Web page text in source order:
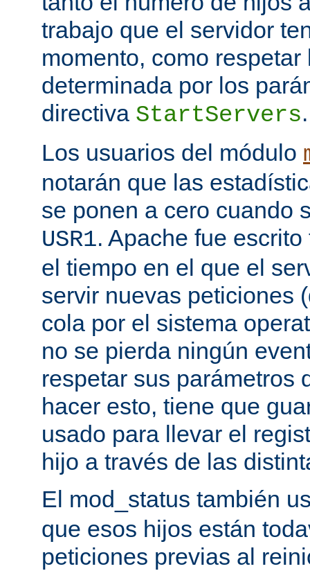
trabajo que el servidor
momento, como
determinada por los
directiva StartServers.
Los usuarios del módulo
notarán que las
se ponen a cero cuando
USR1. Apache fue
el tiempo en el que el
servir nuevas peticiones
cola por el sistema
no se pierda ningún
respetar sus parámetros
hacer esto, tiene que
usado para llevar el
hijo a través de las
El mod_status también
que esos hijos están
peticiones previas al